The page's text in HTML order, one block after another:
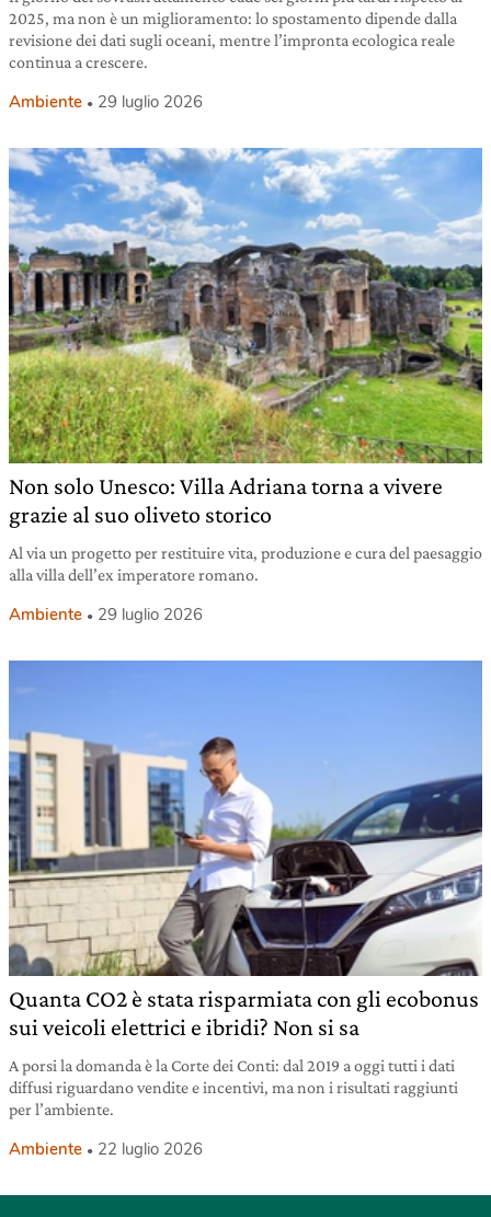
2025, ma non è un miglioramento: lo spostamento dipende dalla
revisione dei dati sugli oceani, mentre l’impronta ecologica reale
continua a crescere.
Ambiente 29 luglio 2026
Non solo Unesco: Villa Adriana torna a vivere
grazie al suo oliveto storico
Al via un progetto per restituire vita, produzione e cura del paesaggio
alla villa dell’ex imperatore romano.
Ambiente 29 luglio 2026
Quanta CO2 è stata risparmiata con gli ecobonus
sui veicoli elettrici e ibridi? Non si sa
A porsi la domanda è la Corte dei Conti: dal 2019 a oggi tutti i dati
diffusi riguardano vendite e incentivi, ma non i risultati raggiunti
per l’ambiente.
Ambiente 22 luglio 2026